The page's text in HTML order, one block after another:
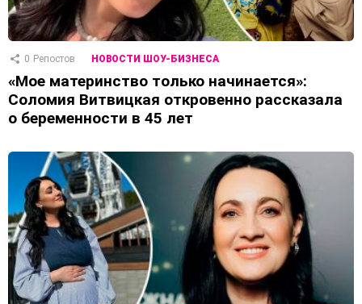
0 Репостов НОВОСТИ ШОУ-БИЗНЕСА
«Мое материнство только начинается»:
Соломия Витвицкая откровенно рассказала
о беременности в 45 лет